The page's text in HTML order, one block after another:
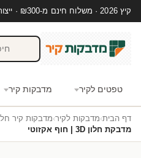
קיץ 2026 · משלוח חינם מ-₪300 · ייצור 48 שעות · 15,000+ לקוחות מרוצים
טפטים לקיר מדבקות קיר
דף הבית›מדבקות לקיר›מדבקות קיר
מדבקת חלון 3D | חוף אקזוטי